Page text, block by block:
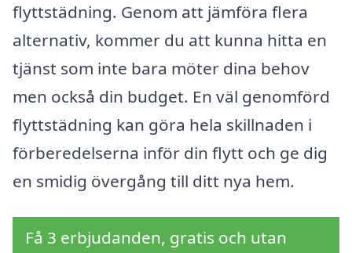
flyttstädning. Genom att jämföra flera
alternativ, kommer du att kunna hitta en
tjänst som inte bara möter dina behov
men också din budget. En väl genomförd
flyttstädning kan göra hela skillnaden i
förberedelserna inför din flytt och ge dig
en smidig övergång till ditt nya hem.
Få 3 erbjudanden, gratis och utan